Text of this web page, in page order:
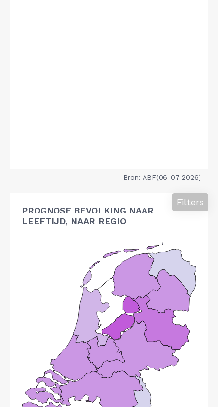
Bron: ABF(06-07-2026)
PROGNOSE BEVOLKING NAAR
LEEFTIJD, NAAR REGIO
Filters